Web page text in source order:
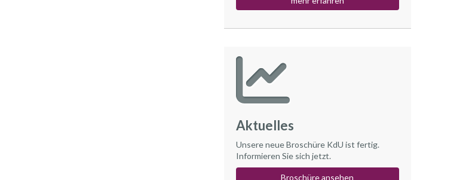
Aktuelles
Unsere neue Broschüre KdU ist fertig.
Informieren Sie sich jetzt.
Broschüre ansehen